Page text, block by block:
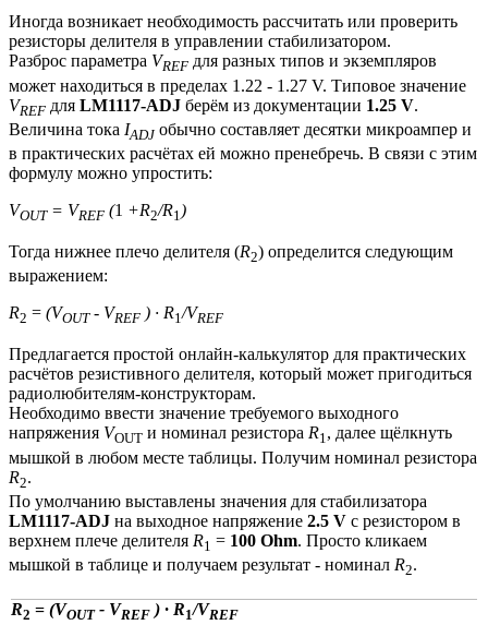
Иногда возникает необходимость рассчитать или проверить
резисторы делителя в управлении стабилизатором.
Разброс параметра VREF для разных типов и экземпляров
может находиться в пределах 1.22 - 1.27 V. Типовое значение
VREF для LM1117-ADJ берём из документации 1.25 V.
Величина тока IADJ обычно составляет десятки микроампер и
в практических расчётах ей можно пренебречь. В связи с этим
формулу можно упростить:
VOUT= VREF (1 +R2/R1)
Тогда нижнее плечо делителя (R2) определится следующим
выражением:
R2 = (VOUT- VREF ) · R1/VREF
Предлагается простой онлайн-калькулятор для практических
расчётов резистивного делителя, который может пригодиться
радиолюбителям-конструкторам.
Необходимо ввести значение требуемого выходного
напряжения VOUT и номинал резистора R1, далее щёлкнуть
мышкой в любом месте таблицы. Получим номинал резистора
R2.
По умолчанию выставлены значения для стабилизатора
LM1117-ADJ на выходное напряжение 2.5 V с резистором в
верхнем плече делителя R1 = 100 Ohm. Просто кликаем
мышкой в таблице и получаем результат - номинал R2.
R2 = (VOUT- VREF ) · R1/VREF